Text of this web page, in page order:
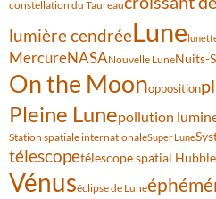
constellation du Taureau
lumière cendréeLune
MercureNASANouvelle LuneNuits-
On the Moonopposition
Pleine Lunepollution
Station spatiale internationaleSuper Lune
télescopetélescope spatial Hubble
Vénuséclipse de Lune